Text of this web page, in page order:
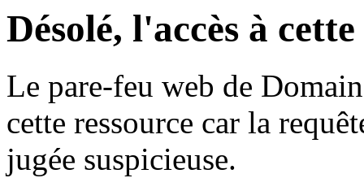
Désolé, l'accès à
Le pare-feu web de
cette ressource car la
jugée suspicieuse.